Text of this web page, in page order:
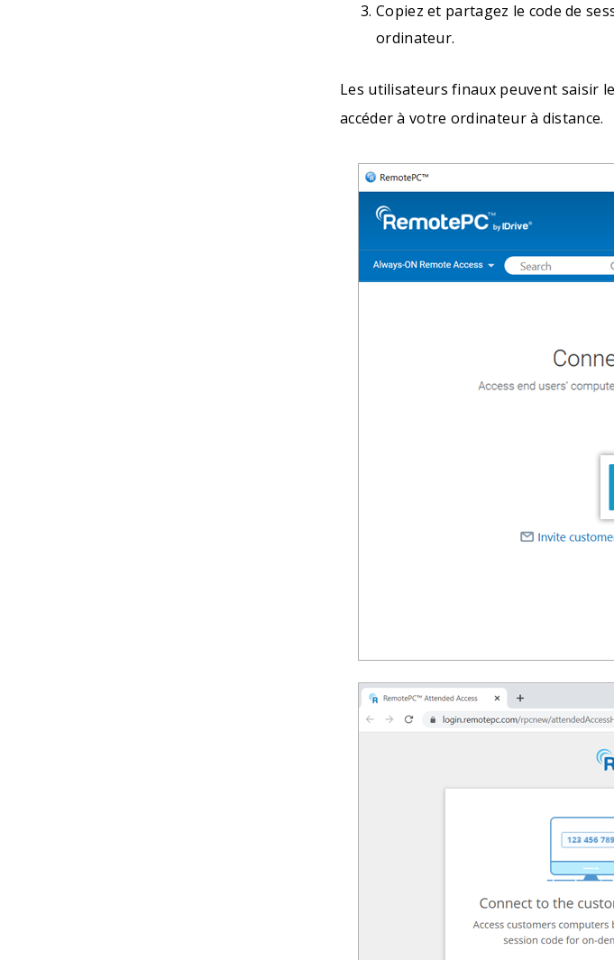
Copiez et partagez le code de
ordinateur.
Les utilisateurs finaux peuvent saisir
accéder à votre ordinateur à distance.